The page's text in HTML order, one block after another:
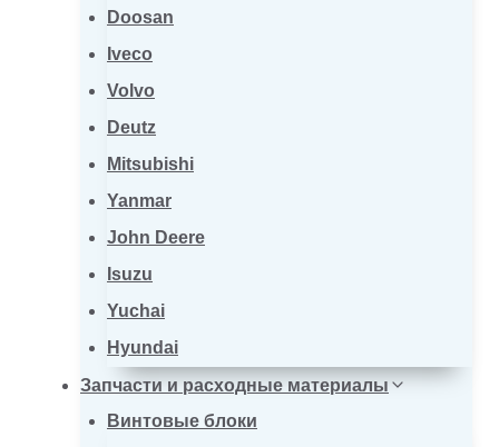
Doosan
Iveco
Volvo
Deutz
Mitsubishi
Yanmar
John Deere
Isuzu
Yuchai
Hyundai
Запчасти и расходные материалы
Винтовые блоки